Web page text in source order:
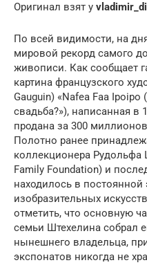
Оригинал взят у
По всей видимости, на
мировой рекорд самого
живописи. Как сообщает
картина французского
Gauguin) «Nafea Faa Ipoipo
свадьба?»), написанная в
продана за 300
Полотно ранее
коллекционера Рудольфа
Family Foundation) и
находилось в
изобразительных
отметить, что основную
семьи Штехелина собрал
нынешнего владельца,
экспонатов никогда не